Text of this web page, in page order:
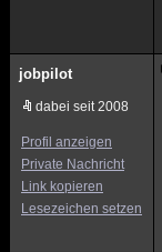
jobpilot
dabei seit 2008
Profil anzeigen
Private Nachricht
Link kopieren
Lesezeichen setzen